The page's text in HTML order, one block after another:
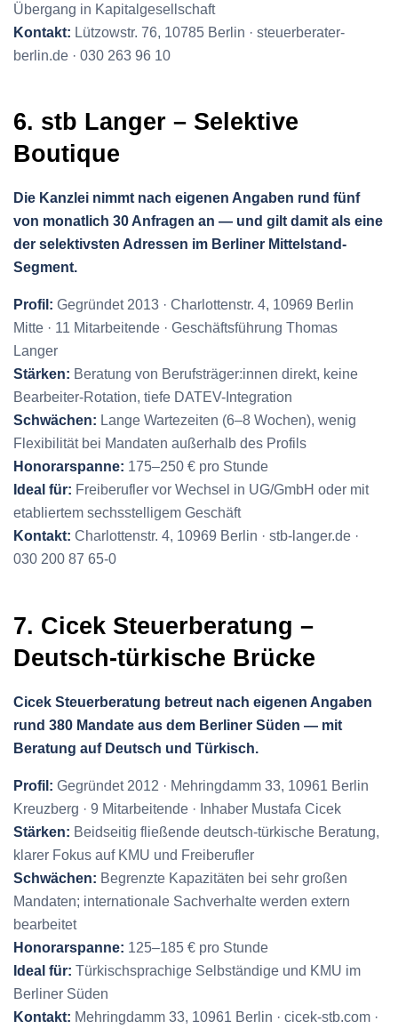
Übergang in Kapitalgesellschaft
Kontakt: Lützowstr. 76, 10785 Berlin · steuerberater-
berlin.de · 030 263 96 10
6. stb Langer – Selektive
Boutique
Die Kanzlei nimmt nach eigenen Angaben rund fünf
von monatlich 30 Anfragen an — und gilt damit als eine
der selektivsten Adressen im Berliner Mittelstand-
Segment.
Profil: Gegründet 2013 · Charlottenstr. 4, 10969 Berlin
Mitte · 11 Mitarbeitende · Geschäftsführung Thomas
Langer
Stärken: Beratung von Berufsträger:innen direkt, keine
Bearbeiter-Rotation, tiefe DATEV-Integration
Schwächen: Lange Wartezeiten (6–8 Wochen), wenig
Flexibilität bei Mandaten außerhalb des Profils
Honorarspanne: 175–250 € pro Stunde
Ideal für: Freiberufler vor Wechsel in UG/GmbH oder mit
etabliertem sechsstelligem Geschäft
Kontakt: Charlottenstr. 4, 10969 Berlin · stb-langer.de ·
030 200 87 65-0
7. Cicek Steuerberatung –
Deutsch-türkische Brücke
Cicek Steuerberatung betreut nach eigenen Angaben
rund 380 Mandate aus dem Berliner Süden — mit
Beratung auf Deutsch und Türkisch.
Profil: Gegründet 2012 · Mehringdamm 33, 10961 Berlin
Kreuzberg · 9 Mitarbeitende · Inhaber Mustafa Cicek
Stärken: Beidseitig fließende deutsch-türkische Beratung,
klarer Fokus auf KMU und Freiberufler
Schwächen: Begrenzte Kapazitäten bei sehr großen
Mandaten; internationale Sachverhalte werden extern
bearbeitet
Honorarspanne: 125–185 € pro Stunde
Ideal für: Türkischsprachige Selbständige und KMU im
Berliner Süden
Kontakt: Mehringdamm 33, 10961 Berlin · cicek-stb.com ·